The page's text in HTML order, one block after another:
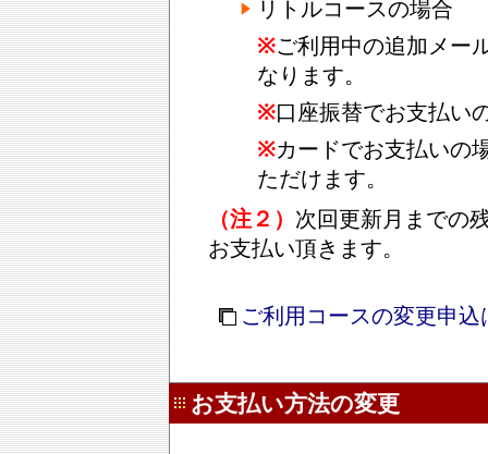
リトルコースの場合
※ご利用中の追加メー
なります。
※口座振替でお支払い
※カードでお支払いの
ただけます。
（注２） 次回更新月までの
お支払い頂きます。
ご利用コースの変更申
お支払い方法の変更